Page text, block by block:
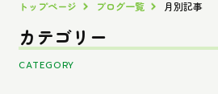
トップページ ブログ一覧 月別記事
カテゴリー
CATEGORY